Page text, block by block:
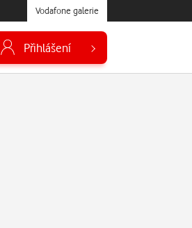
Vodafone galerie
Přihlášení